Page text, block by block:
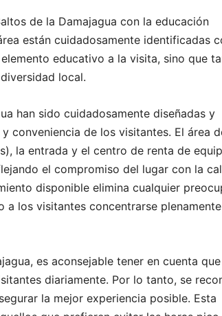
de la Damajagua con la educación
están cuidadosamente identificadas
educativo a la visita, sino que
local.
han sido cuidadosamente diseñadas y
conveniencia de los visitantes. El área
la entrada y el centro de renta de
el compromiso del lugar con la
disponible elimina cualquier
los visitantes concentrarse
es aconsejable tener en cuenta
diariamente. Por lo tanto, se
la mejor experiencia posible. Esta